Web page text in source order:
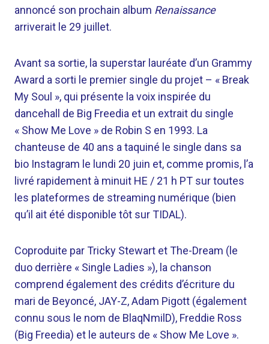
annoncé son prochain album Renaissance
arriverait le 29 juillet.
Avant sa sortie, la superstar lauréate d’un Grammy
Award a sorti le premier single du projet – « Break
My Soul », qui présente la voix inspirée du
dancehall de Big Freedia et un extrait du single
« Show Me Love » de Robin S en 1993. La
chanteuse de 40 ans a taquiné le single dans sa
bio Instagram le lundi 20 juin et, comme promis, l’a
livré rapidement à minuit HE / 21 h PT sur toutes
les plateformes de streaming numérique (bien
qu’il ait été disponible tôt sur TIDAL).
Coproduite par Tricky Stewart et The-Dream (le
duo derrière « Single Ladies »), la chanson
comprend également des crédits d’écriture du
mari de Beyoncé, JAY-Z, Adam Pigott (également
connu sous le nom de BlaqNmilD), Freddie Ross
(Big Freedia) et le auteurs de « Show Me Love ».